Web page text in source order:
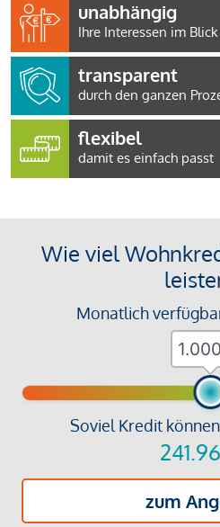
unabhängig
Ihre Interessen im Blick
transparent
durch den ganzen
flexibel
damit es einfach passt
Wie viel
Monatlich
Soviel Kredit
zum